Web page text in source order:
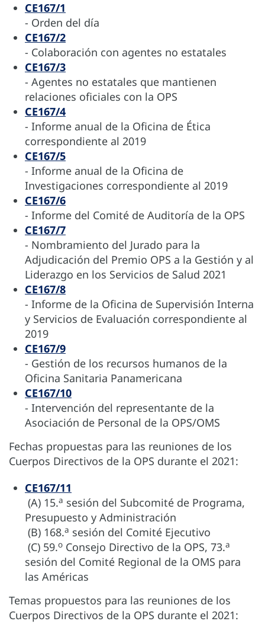
CE167/1
- Orden del día
CE167/2
- Colaboración con agentes no estatales
CE167/3
- Agentes no estatales que mantienen
relaciones oficiales con la OPS
CE167/4
- Informe anual de la Oficina de Ética
correspondiente al 2019
CE167/5
- Informe anual de la Oficina de
Investigaciones correspondiente al 2019
CE167/6
- Informe del Comité de Auditoría de la OPS
CE167/7
- Nombramiento del Jurado para la
Adjudicación del Premio OPS a la Gestión y al
Liderazgo en los Servicios de Salud 2021
CE167/8
- Informe de la Oficina de Supervisión Interna
y Servicios de Evaluación correspondiente al
2019
CE167/9
- Gestión de los recursos humanos de la
Oficina Sanitaria Panamericana
CE167/10
- Intervención del representante de la
Asociación de Personal de la OPS/OMS
Fechas propuestas para las reuniones de los
Cuerpos Directivos de la OPS durante el 2021:
CE167/11
(A) 15.a sesión del Subcomité de Programa,
Presupuesto y Administración
(B) 168.a sesión del Comité Ejecutivo
(C) 59.o Consejo Directivo de la OPS, 73.a
sesión del Comité Regional de la OMS para
las Américas
Temas propuestos para las reuniones de los
Cuerpos Directivos de la OPS durante el 2021: